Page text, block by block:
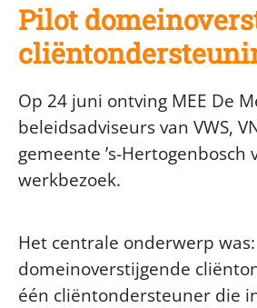
Pilot
Op 24 juni ontving MEE De
beleidsadviseurs van VWS,
gemeente ’s-Hertogenbosch
werkbezoek.
Het centrale onderwerp was:
domeinoverstijgende
één cliëntondersteuner die